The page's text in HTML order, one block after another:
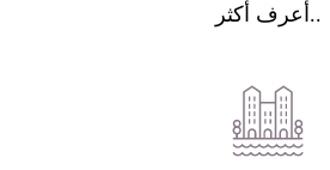
أعرف أكثر..